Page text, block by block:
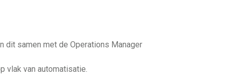
dit samen met de Operations Manager
vlak van automatisatie.